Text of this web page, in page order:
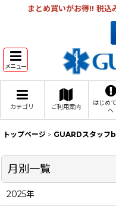
まとめ買いがお得!! 税
メニュー
カテゴリ ご利用案内
はじめ
へ
トップページ > GUARDスタッフ
月別一覧
2025年